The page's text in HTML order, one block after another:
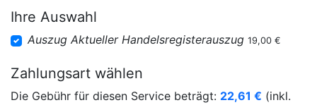
Ihre Auswahl
Auszug Aktueller Handelsregisterauszug 19,00 €
Zahlungsart wählen
Die Gebühr für diesen Service beträgt: 22,61 € (inkl.